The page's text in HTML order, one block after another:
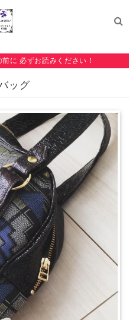
に 必ずお読みください！
ッグ